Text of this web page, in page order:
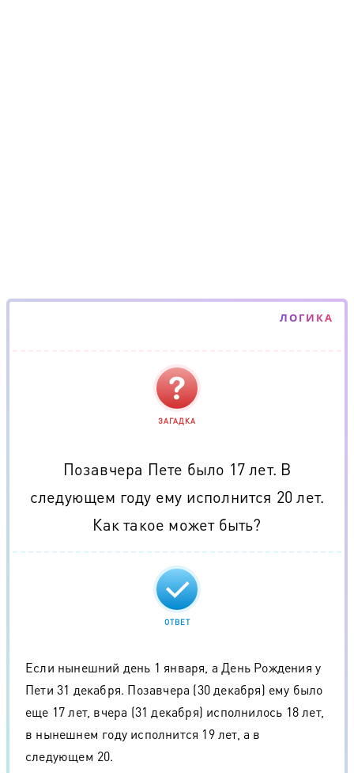
ЛОГИКА
ЗАГАДКА
Позавчера Пете было 17 лет. В
следующем году ему исполнится 20 лет.
Как такое может быть?
ОТВЕТ
Если нынешний день 1 января, а День Рождения у
Пети 31 декабря. Позавчера (30 декабря) ему было
еще 17 лет, вчера (31 декабря) исполнилось 18 лет,
в нынешнем году исполнится 19 лет, а в
следующем 20.